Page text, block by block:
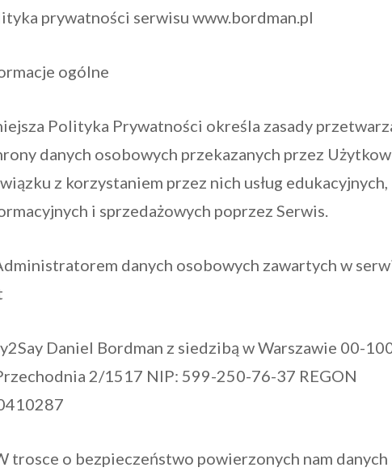
prywatności serwisu www.bordman.pl
ogólne
Polityka Prywatności określa zasady
danych osobowych przekazanych przez
z korzystaniem przez nich usług edukacyjnych,
i sprzedażowych poprzez Serwis.
danych osobowych zawartych w
Daniel Bordman z siedzibą w Warszawie 00-
2/1517 NIP: 599-250-76-37 REGON
trosce o bezpieczeństwo powierzonych nam danych